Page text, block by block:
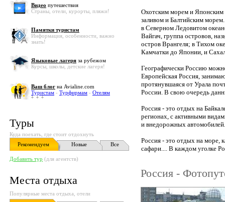
Видео путешествия
Страны, отели, курорты, пляжи!
Памятки туристам
Информация, особенности, важно
знать!
Языковые лагеря за рубежом
Курсы, школы, детские лагеря!
Ваш блог на Avialine.com
Туристам - Турфирмам - Отелям
Туры
Куда поехать, где стоит отдохнуть
Рекомендуем
Новые Все
Добавить тур (для агентств)
Места отдыха
Популярные места отдыха, отели
Охотским морем и
заливом и Балтийским
в Северном Ледовитом
Вайгач, группа островов,
остров Врангеля; в Тихом
Камчатки до Японии, и
Географически Россию
Европейская Россия,
протянувшаяся от Урала
России. В свою очередь
Россия - это отдых на
регионах, с активными
и внедорожных автомобилей.
Россия - это отдых на море,
сафари.... В каждом уголке
Россия -